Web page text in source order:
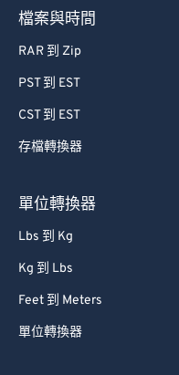
檔案與時間
RAR 到 Zip
PST 到 EST
CST 到 EST
存檔轉換器
單位轉換器
Lbs 到 Kg
Kg 到 Lbs
Feet 到 Meters
單位轉換器